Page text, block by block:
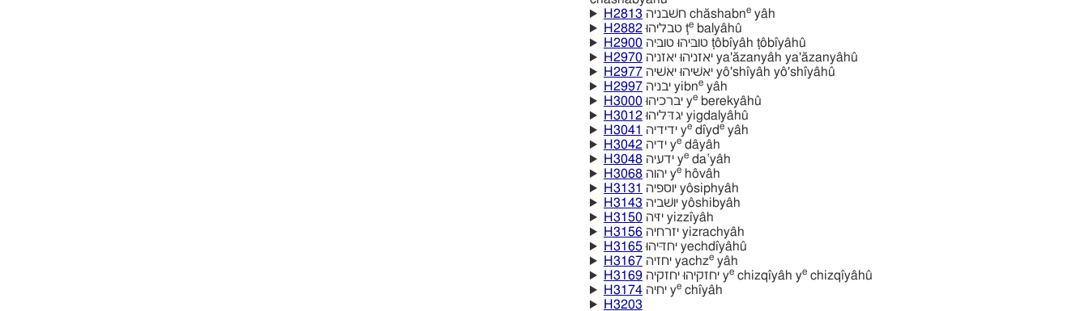
H2813
חשׁבניה chăshabneyâh
H2882
טבליהוּ ṭebalyâhû
H2900
טוביּהוּ טוביּה ṭôbı̂yâh ṭôbı̂yâhû
H2970
יאזניהוּ יאזניה ya'ăzanyâh ya'ăzanyâhû
H2977
יאשׁיּהוּ יאשׁיּה yô'shı̂yâh yô'shı̂yâhû
H2997
יבניה yibneyâh
H3000
יברכיהוּ yeberekyâhû
H3012
יגדּליהוּ yigdalyâhû
H3041
ידידיה yedı̂ydeyâh
H3042
ידיה yedâyâh
H3048
ידעיה yeda‛yâh
H3068
יהוה yehôvâh
H3131
יוספיה yôsiphyâh
H3143
יושׁביה yôshibyâh
H3150
יזּיּה yizzı̂yâh
H3156
יזרחיה yizrachyâh
H3165
יחדּיּהוּ yechdı̂yâhû
H3167
יחזיה yachzeyâh
H3169
יחזקיּהוּ יחזקיּה yechizqı̂yâh yechizqı̂yâhû
H3174
יחיּה yechı̂yâh
H3203